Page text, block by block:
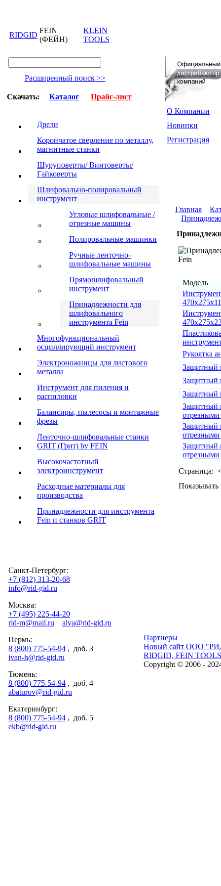
RIDGID
FEIN
(ФЕЙН)
KLEIN
TOOLS
Расширенный поиск >>
Скачать: Каталог Прайс-лист
Дрели
Корончатое сверление по металлу,
магнитные станки
Шуруповерты/ Винтоверты/
Гайковерты
Шлифовально-полировальный
инструмент
Угловые шлифовальные /
отрезные машины
Полировальные машинки
Ручные ленточно-
шлифовальные машины
Прямошлифовальный
инструмент
Принадлежности для
шлифовального
инструмента Fein
Многофункциональный
осциллирующий инструмент
Электроножницы для листового
металла
Инструмент для пиления и
распиловки
Балансиры, пылесосы и монтажные
фрезы
Ленточно-шлифовальные станки
GRIT (Грит) by FEIN
Высокочастотный
электроинструмент
Расходные материалы для
производства
Принадлежности для инструмента
Fein и станков GRIT
О Компании
Новинки
Регистрация
Главная
Модель
Рукоятка
Защитный
Защитный
Защитный
Защитный
Защитный
Защитный
Страница:
Санкт-Петербург:
+7 (812) 313-20-68
info@rid-gid.ru
Москва:
+7 (495) 225-44-20
rid-m@mail.ru
alya@rid-gid.ru
Пермь:
8 (800) 775-54-94 , доб. 3
ivan-h@rid-gid.ru
Тюмень:
8 (800) 775-54-94 , доб. 4
abaturov@rid-gid.ru
Екатеринбург:
8 (800) 775-54-94 , доб. 5
ekb@rid-gid.ru
Партнеры
Новый сайт ООО
RIDGID, FEIN
Copyright © 2006 -